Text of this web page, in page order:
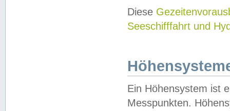
Diese
Seeschifffahrt und
Ein Höhensystem ist
Messpunkten.